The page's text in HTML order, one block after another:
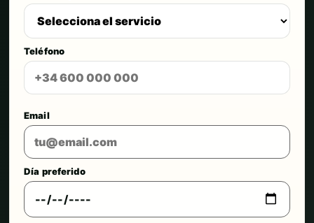
Teléfono
Email
Día preferido